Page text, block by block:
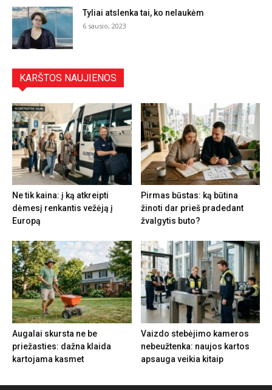
Tyliai atslenka tai, ko nelaukėm
6 sausio, 2023
KARŠTOS NAUJIENOS
Ne tik kaina: į ką atkreipti
dėmesį renkantis vežėją į
Europą
Pirmas būstas: ką būtina
žinoti dar prieš pradedant
žvalgytis buto?
Augalai skursta ne be
priežasties: dažna klaida
kartojama kasmet
Vaizdo stebėjimo kameros
nebeužtenka: naujos kartos
apsauga veikia kitaip